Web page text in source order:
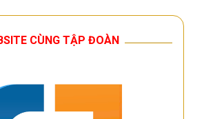
CÙNG TẬP ĐOÀN